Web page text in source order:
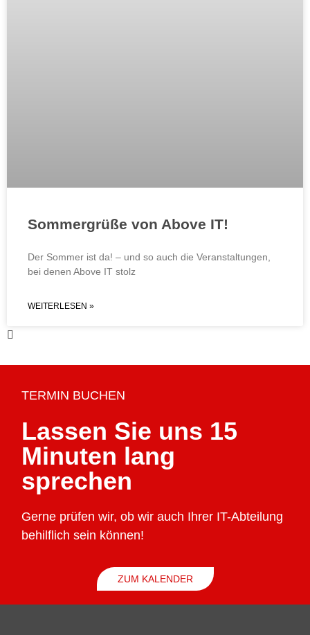
Sommergrüße von Above IT!
Der Sommer ist da! – und so auch die Veranstaltungen,
bei denen Above IT stolz
WEITERLESEN »
TERMIN BUCHEN
Lassen Sie uns 15
Minuten lang
sprechen
Gerne prüfen wir, ob wir auch Ihrer IT-Abteilung
behilflich sein können!
ZUM KALENDER